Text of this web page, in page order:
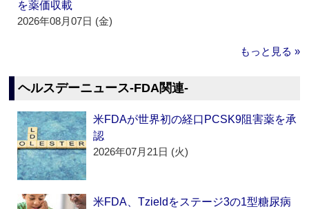
を薬価収載
2026年08月07日 (金)
もっと見る »
ヘルスデーニュース‐FDA関連‐
米FDAが世界初の経口PCSK9阻害薬を承
認
2026年07月21日 (火)
米FDA、Tzieldをステージ3の1型糖尿病